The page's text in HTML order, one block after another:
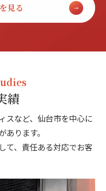
見る
績
スなど、仙台市を中心に
ります。
て、責任ある対応でお客